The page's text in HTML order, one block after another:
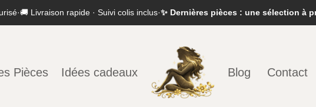
·🚚 Livraison rapide · Suivi colis inclus·✨ Dernières pièces : une sélection à
Pièces Idées cadeaux Blog Contact